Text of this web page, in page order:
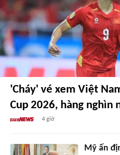
'Cháy' vé xem Việt
Cup 2026, hàng nghìn
4 giờ
Mỹ ấn